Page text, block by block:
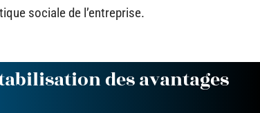
sociale de l’entreprise.
des avantages